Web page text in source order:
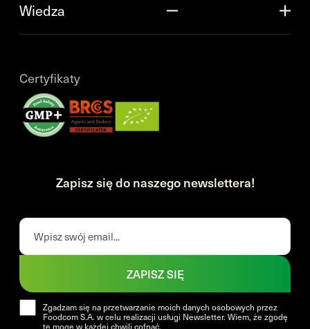
Wiedza
Certyfikaty
Zapisz się do naszego newslettera!
Zgadzam się na przetwarzanie moich danych osobowych przez
Foodcom S.A. w celu realizacji usługi Newsletter. Wiem, że zgodę
tę mogę w każdej chwili cofnąć.
ZAPISZ SIĘ